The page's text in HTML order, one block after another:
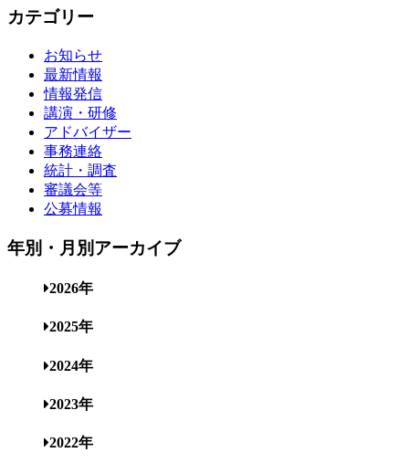
カテゴリー
お知らせ
最新情報
情報発信
講演・研修
アドバイザー
事務連絡
統計・調査
審議会等
公募情報
年別・月別アーカイブ
2026年
2025年
2024年
2023年
2022年